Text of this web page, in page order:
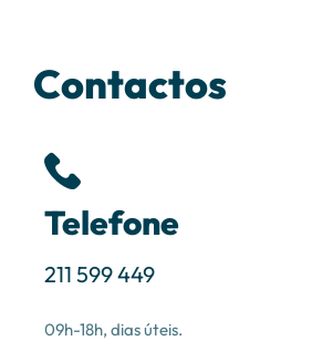
Contactos
Telefone
211 599 449
09h-18h, dias úteis.